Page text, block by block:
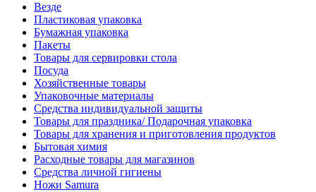
Везде
Пластиковая упаковка
Бумажная упаковка
Пакеты
Товары для сервировки стола
Посуда
Хозяйственные товары
Упаковочные материалы
Средства индивидуальной защиты
Товары для праздника/ Подарочная упаковка
Товары для хранения и приготовления продуктов
Бытовая химия
Расходные товары для магазинов
Средства личной гигиены
Ножи Samura